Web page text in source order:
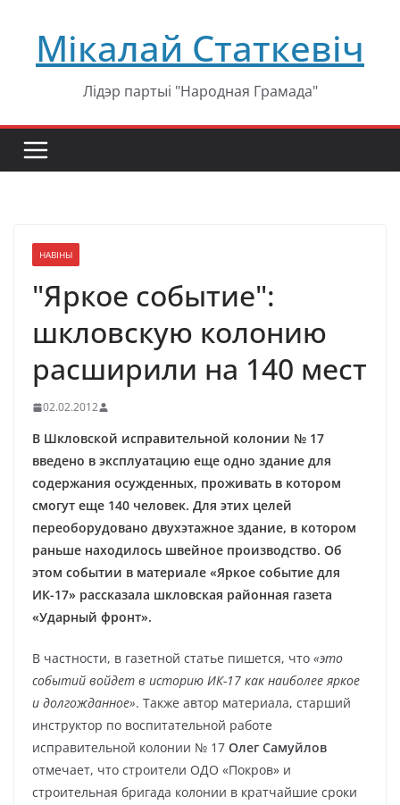
содержимому
Мікалай Статкевіч
Лідэр партыі "Народная Грамада"
НАВІНЫ
"Яркое событие":
шкловскую колонию
расширили на 140 мест
02.02.2012
В Шкловской исправительной колонии № 17
введено в эксплуатацию еще одно здание для
содержания осужденных, проживать в котором
смогут еще 140 человек. Для этих целей
переоборудовано двухэтажное здание, в котором
раньше находилось швейное производство. Об
этом событии в материале «Яркое событие для
ИК-17» рассказала шкловская районная газета
«Ударный фронт».
В частности, в газетной статье пишется, что «это
событий войдет в историю ИК-17 как наиболее яркое
и долгожданное». Также автор материала, старший
инструктор по воспитательной работе
исправительной колонии № 17 Олег Самуйлов
отмечает, что строители ОДО «Покров» и
строительная бригада колонии в кратчайшие сроки